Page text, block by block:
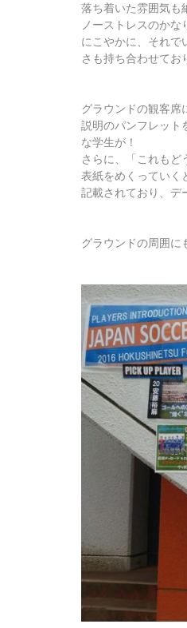
落ち着いた雰囲気も
ノーストレスのかな
にこやかに、それで
さも持ち合わせてお
グラウンドの観客席
説明のパンフレット
な学生が！
さらに、「これもど
表紙をめくっていく
記載されており、デ
グラウンドの周囲に